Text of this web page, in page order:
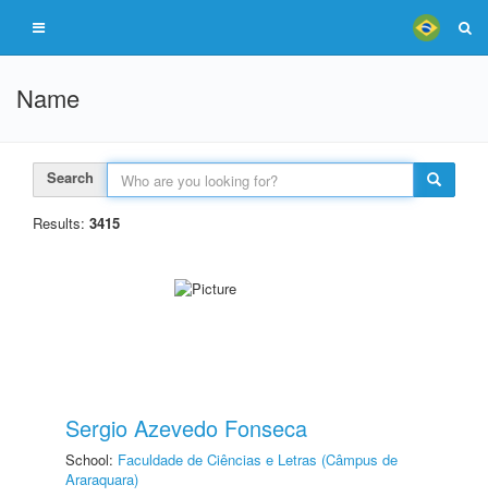
Name
Search
Results: 3415
Sergio Azevedo Fonseca
School: Faculdade de Ciências e Letras (Câmpus de
Araraquara)